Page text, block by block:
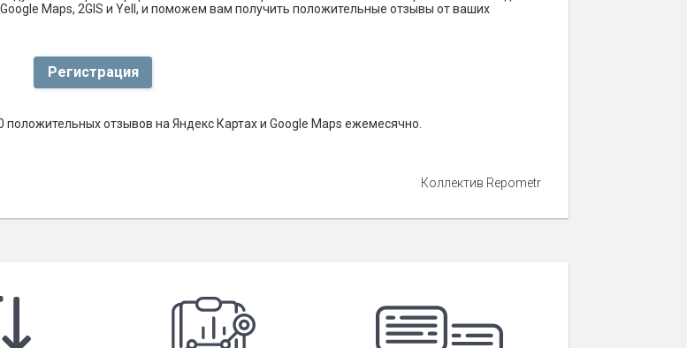
Maps, 2GIS и Yell, и поможем вам получить положительные отзывы от ваших
Регистрация
отзывов на Яндекс Картах и Google Maps ежемесячно.
Коллектив Repometr